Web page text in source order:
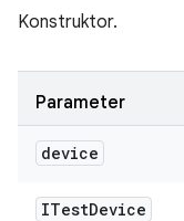
Konstruktor.
Parameter
device
ITestDevice